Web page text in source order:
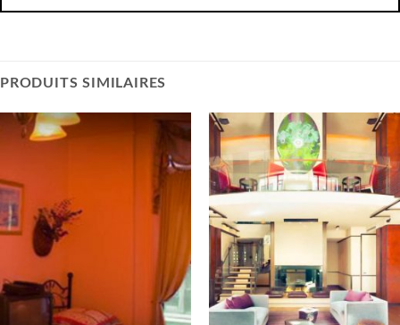
PRODUITS SIMILAIRES